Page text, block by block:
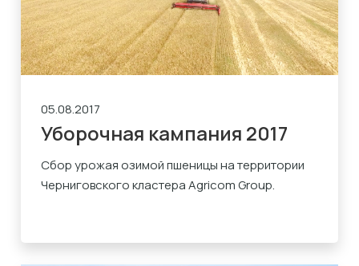
05.08.2017
Уборочная кампания 2017
Сбор урожая озимой пшеницы на территории
Черниговского кластера Agricom Group.